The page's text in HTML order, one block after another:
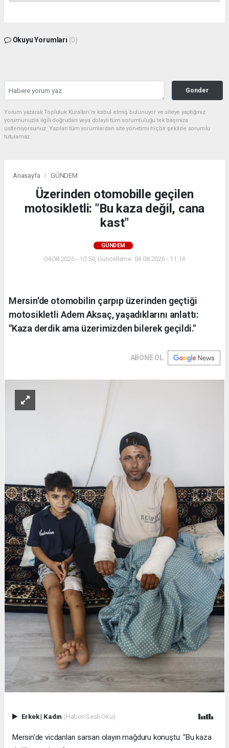
Okuyu Yorumları (0)
Gonder
Yorum yazarak Topluluk Kuralları’nı kabul etmiş bulunuyor ve siteye yaptığınız
yorumunuzla ilgili doğrudan veya dolaylı tüm sorumluluğu tek başınıza
üstleniyorsunuz. Yazılan tüm yorumlardan site yönetimi hiçbir şekilde sorumlu
tutulamaz.
Anasayfa GÜNDEM
Üzerinden otomobille geçilen
motosikletli: "Bu kaza değil, cana
kast"
GÜNDEM
04.08.2026 - 10:50, Güncelleme: 04.08.2026 - 11:14
Mersin'de otomobilin çarpıp üzerinden geçtiği
motosikletli Adem Aksaç, yaşadıklarını anlattı:
"Kaza derdik ama üzerimizden bilerek geçildi."
ABONE OL
Erkek| Kadın (Haberi Sesli Oku)
Mersin'de vicdanları sarsan olayın mağduru konuştu: "Bu kaza